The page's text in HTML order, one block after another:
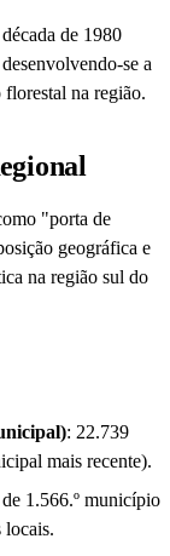
de 1980
se a
na região.
"porta de
geográfica e
na região sul do
: 22.739
mais recente).
de 1.566.º município
locais.